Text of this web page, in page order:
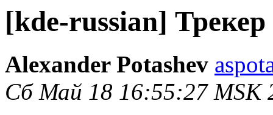
[kde-russian]
Alexander Potashev
Сб Май 18 16:55:27 MSK